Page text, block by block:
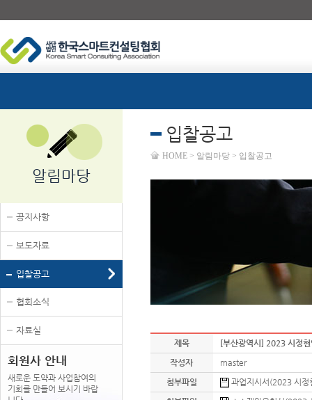
알림마당
공지사항
보도자료
입찰공고
협회소식
자료실
회원사 안내
새로운 도약과 사업참여의
기회를 만들어 보시기 바랍
입찰공고
HOME > 알림마당 > 입찰공고
제목
[부산광역시] 2023 시정
작성자
master
첨부파일
과업지시서(2023 시